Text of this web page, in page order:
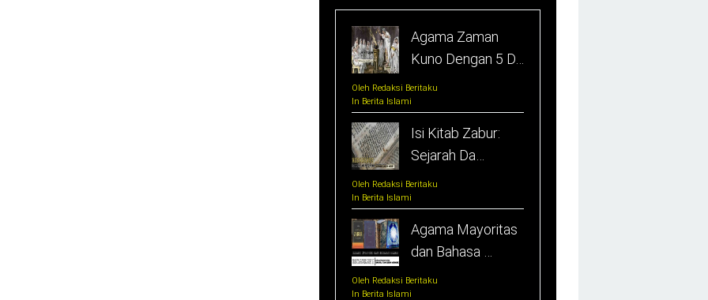
Agama Zaman
Kuno Dengan 5 D…
Oleh Redaksi Beritaku
In Berita Islami
Isi Kitab Zabur:
Sejarah Da…
Oleh Redaksi Beritaku
In Berita Islami
Agama Mayoritas
dan Bahasa …
Oleh Redaksi Beritaku
In Berita Islami